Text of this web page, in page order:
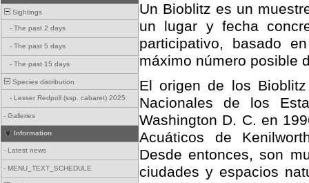
Sightings
- The past 2 days
- The past 5 days
- The past 15 days
Species distribution
- Lesser Redpoll (ssp. cabaret) 2025
- Galleries
Information
- Latest news
- MENU_TEXT_SCHEDULE
Un Bioblitz es un
un lugar y fecha
participativo, basado
máximo número posible
El origen de los
Nacionales de los
Washington D. C. en
Acuáticos de
Desde entonces, son
ciudades y espacios